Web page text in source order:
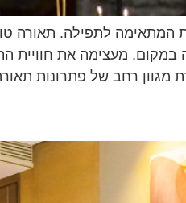
המתאימה לתפילה.
מעצימה את חוויית
מגוון רחב של פתרונות